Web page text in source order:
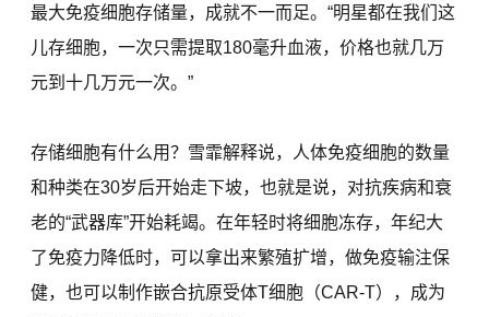
最大免疫细胞存储量，成就不一而足。“明星都在我们这
儿存细胞，一次只需提取180毫升血液，价格也就几万
元到十几万元一次。”
存储细胞有什么用？雪霏解释说，人体免疫细胞的数量
和种类在30岁后开始走下坡，也就是说，对抗疾病和衰
老的“武器库”开始耗竭。在年轻时将细胞冻存，年纪大
了免疫力降低时，可以拿出来繁殖扩增，做免疫输注保
健，也可以制作嵌合抗原受体T细胞（CAR-T），成为